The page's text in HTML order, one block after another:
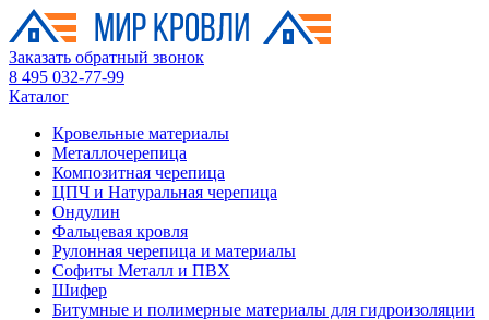
Заказать обратный звонок
8 495 032-77-99
Каталог
Кровельные материалы
Металлочерепица
Композитная черепица
ЦПЧ и Натуральная черепица
Ондулин
Фальцевая кровля
Рулонная черепица и материалы
Софиты Металл и ПВХ
Шифер
Битумные и полимерные материалы для гидроизоляции